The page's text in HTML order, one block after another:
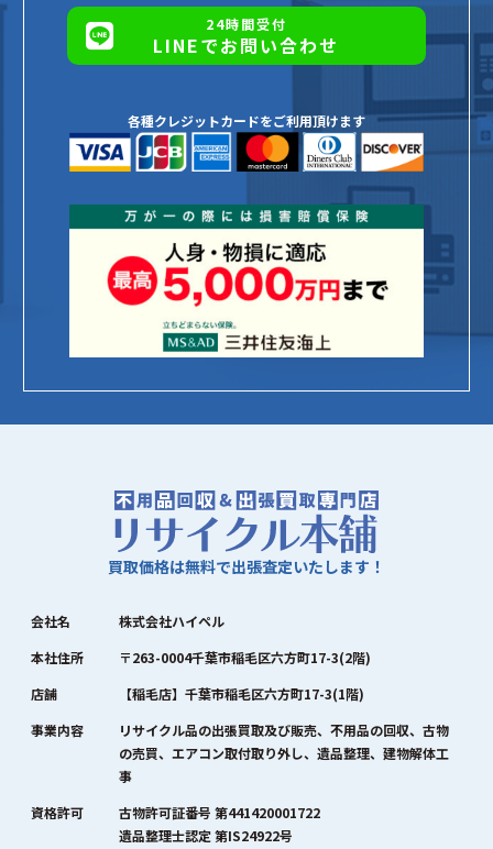
24時間受付
LINEでお問い合わせ
各種クレジットカードをご利用頂けます
買取価格は無料で出張査定いたします！
会社名
株式会社ハイペル
本社住所
〒263-0004千葉市稲毛区六方町17-3(2階)
店舗
【稲毛店】千葉市稲毛区六方町17-3(1階)
事業内容
リサイクル品の出張買取及び販売、不用品の回収、古物
の売買、エアコン取付取り外し、遺品整理、建物解体工
事
資格許可
古物許可証番号 第441420001722
遺品整理士認定 第IS24922号